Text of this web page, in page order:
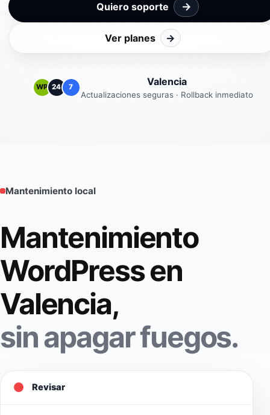
Quiero soporte →
Ver planes →
WP 24 7 Valencia
Actualizaciones seguras · Rollback inmediato
Mantenimiento local
Mantenimiento
WordPress en
Valencia,
sin apagar fuegos.
Revisar